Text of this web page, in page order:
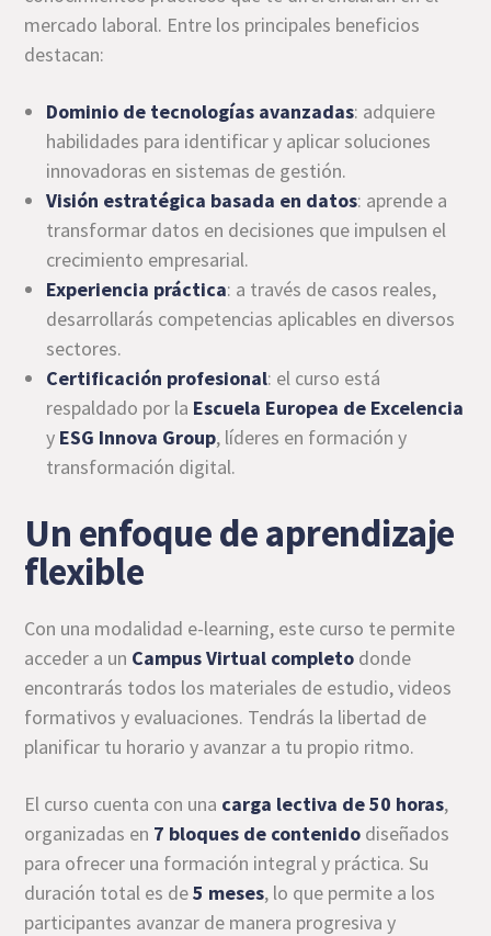
mercado laboral. Entre los principales beneficios
destacan:
Dominio de tecnologías avanzadas: adquiere
habilidades para identificar y aplicar soluciones
innovadoras en sistemas de gestión.
Visión estratégica basada en datos: aprende a
transformar datos en decisiones que impulsen el
crecimiento empresarial.
Experiencia práctica: a través de casos reales,
desarrollarás competencias aplicables en diversos
sectores.
Certificación profesional: el curso está
respaldado por la Escuela Europea de Excelencia
y ESG Innova Group, líderes en formación y
transformación digital.
Un enfoque de aprendizaje
flexible
Con una modalidad e-learning, este curso te permite
acceder a un Campus Virtual completo donde
encontrarás todos los materiales de estudio, videos
formativos y evaluaciones. Tendrás la libertad de
planificar tu horario y avanzar a tu propio ritmo.
El curso cuenta con una carga lectiva de 50 horas,
organizadas en 7 bloques de contenido diseñados
para ofrecer una formación integral y práctica. Su
duración total es de5 meses, lo que permite a los
participantes avanzar de manera progresiva y